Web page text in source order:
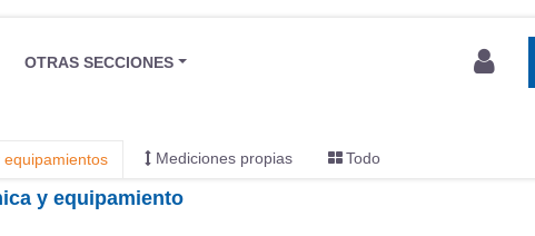
OTRAS SECCIONES
equipamientos Mediciones propias Todo
y equipamiento